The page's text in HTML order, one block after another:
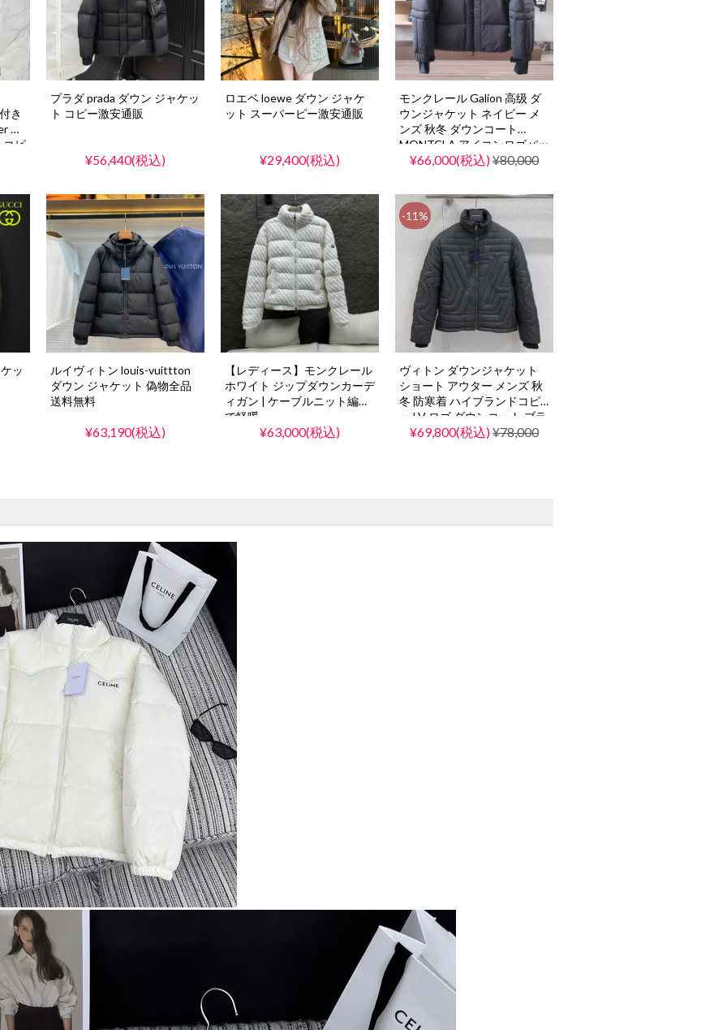
き
防
コピ
プラダ prada ダウン ジャケッ
ト コピー激安通販
¥56,440(税込)
ロエベ loewe ダウン ジャケ
ット スーパーピー激安通販
¥29,400(税込)
モンクレール Galion 高级 ダ
ウンジャケット ネイビー メ
ンズ 秋冬 ダウンコート
MONTCLA アイコンロゴパッ
チ ショート丈
¥66,000(税込)¥80,000
ッ
ルイヴィトン louis-vuittton
ダウン ジャケット 偽物全品
送料無料
¥63,190(税込)
【レディース】モンクレール
ホワイト ジップダウンカーデ
ィガン | ケーブルニット編み
で軽暖
¥63,000(税込)
-11%
ヴィトン ダウンジャケット
ショート アウター メンズ 秋
冬 防寒着 ハイブランドコピ
ー LV ロゴ ダウンコート ブラ
ック 軽量 暖かい フード付き
¥69,800(税込)¥78,000